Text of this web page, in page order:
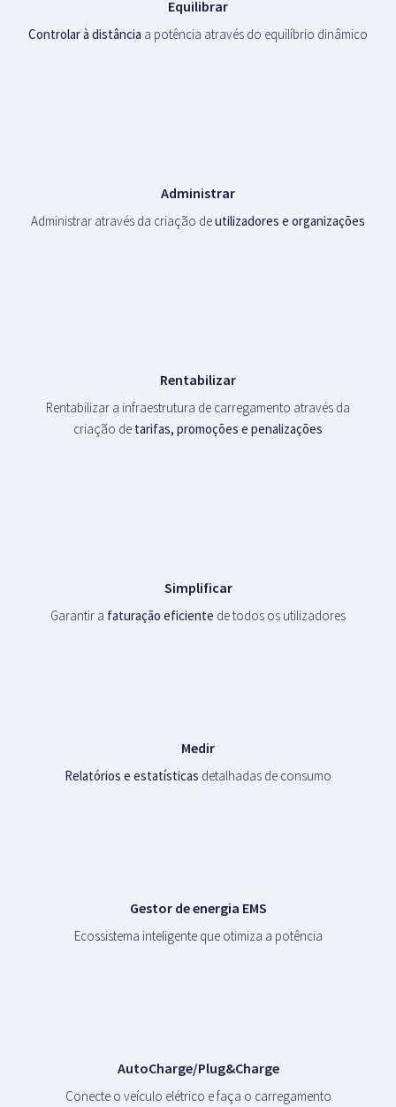
Equilibrar
Controlar à distância a potência através do equilíbrio dinâmico
Administrar
Administrar através da criação deutilizadores e organizações
Rentabilizar
Rentabilizar a infraestrutura de carregamento através da
criação de tarifas, promoções e penalizações
Simplificar
Garantir a faturação eficiente de todos os utilizadores
Medir
Relatórios e estatísticas detalhadas de consumo
Gestor de energia EMS
Ecossistema inteligente que otimiza a potência
AutoCharge/Plug&Charge
Conecte o veículo elétrico e faça o carregamento